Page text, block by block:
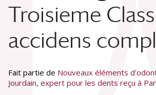
Troisieme
accidens
Fait partie de Nouveaux éléments
Jourdain, expert pour les dents reçu à